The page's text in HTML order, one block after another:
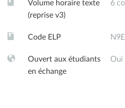
Volume horaire texte
(reprise v3)
6
Code ELP
Ouvert aux étudiants
en échange
Oui